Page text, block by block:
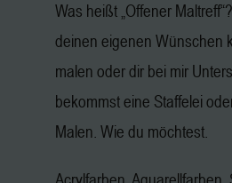
Was heißt „Offener
deinen eigenen Wünschen
malen oder dir bei mir
bekommst eine Staffelei
Malen. Wie du möchtest.